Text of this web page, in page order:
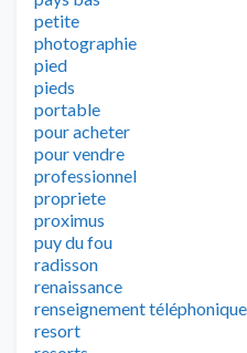
petite
photographie
pied
pieds
portable
pour acheter
pour vendre
professionnel
propriete
proximus
puy du fou
radisson
renaissance
renseignement téléphonique
resort